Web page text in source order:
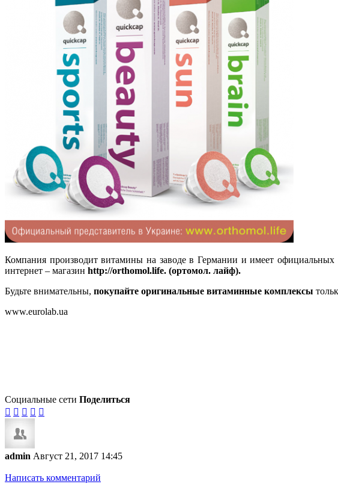
Компания производит витамины на заводе в Германии и имеет
интернет – магазин http://orthomol.life. (ортомол. лайф).
Будьте внимательны, покупайте оригинальные витаминные комплексы
www.eurolab.ua
Социальные сети Поделиться
    
admin Август 21, 2017 14:45
Написать комментарий